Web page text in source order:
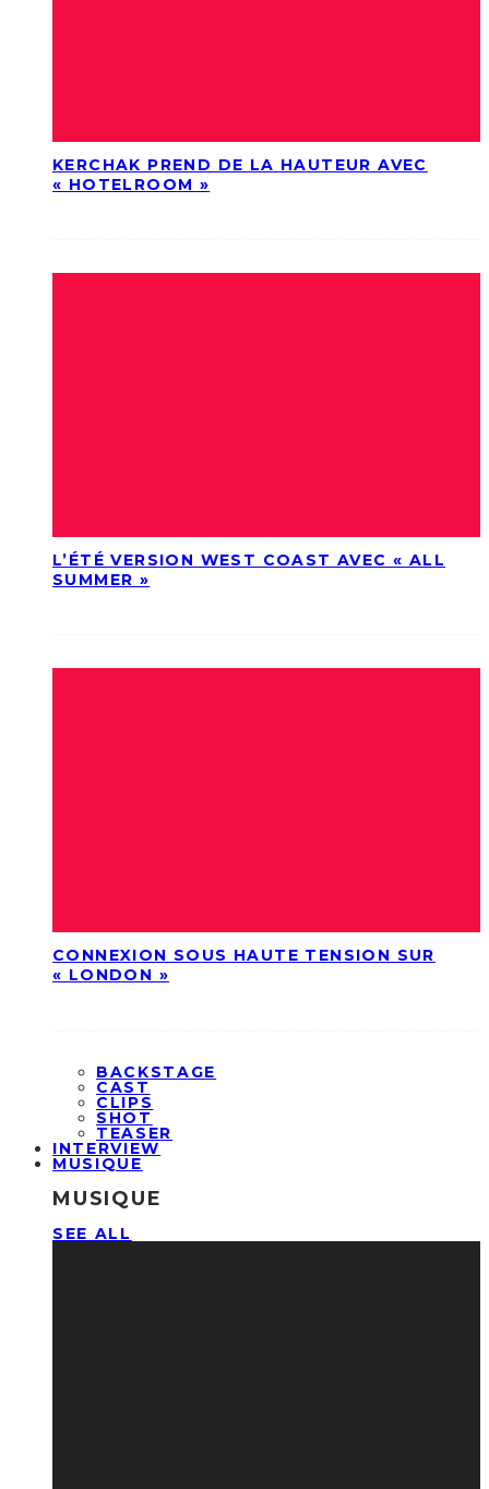
KERCHAK PREND DE LA HAUTEUR AVEC
« HOTELROOM »
L’ÉTÉ VERSION WEST COAST AVEC « ALL
SUMMER »
CONNEXION SOUS HAUTE TENSION SUR
« LONDON »
BACKSTAGE
CAST
CLIPS
SHOT
TEASER
INTERVIEW
MUSIQUE
MUSIQUE
SEE ALL